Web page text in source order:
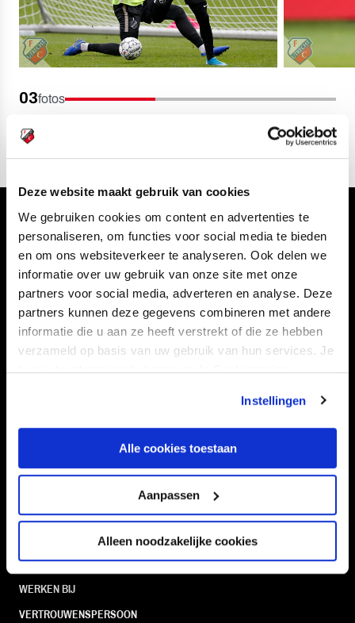
Deze website maakt gebruik van cookies
We gebruiken cookies om content en advertenties te
personaliseren, om functies voor social media te bieden
en om ons websiteverkeer te analyseren. Ook delen we
informatie over uw gebruik van onze site met onze
partners voor social media, adverteren en analyse. Deze
partners kunnen deze gegevens combineren met andere
informatie die u aan ze heeft verstrekt of die ze hebben
verzameld op basis van uw gebruik van hun services. Je
kan je toestemming beheren op de Cookiepagina.
Instellingen
Alle cookies toestaan
Aanpassen
Alleen noodzakelijke cookies
03fotos
Volg ons ook via
Navigeer naar
CLUB
TEAMS
SUPPORTERS
FOUNDATION
KAARTVERKOOP
VEELGESTELDE VRAGEN
CONTACT
WERKEN BIJ
VERTROUWENSPERSOON